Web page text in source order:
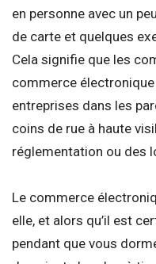
en personne avec un
de carte et quelques
Cela signifie que les
commerce
entreprises dans les
coins de rue à haute
réglementation ou des
Le commerce
elle, et alors qu’il est
pendant que vous